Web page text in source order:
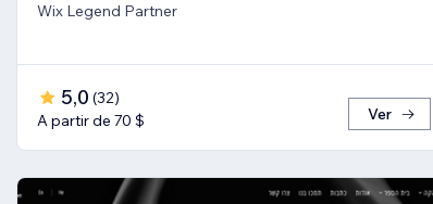
Wix Legend Partner
5,0 (32)
A partir de 70 $
Ver